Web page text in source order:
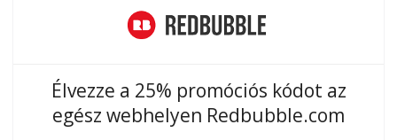
Élvezze a 25% promóciós kódot az
egész webhelyen Redbubble.com